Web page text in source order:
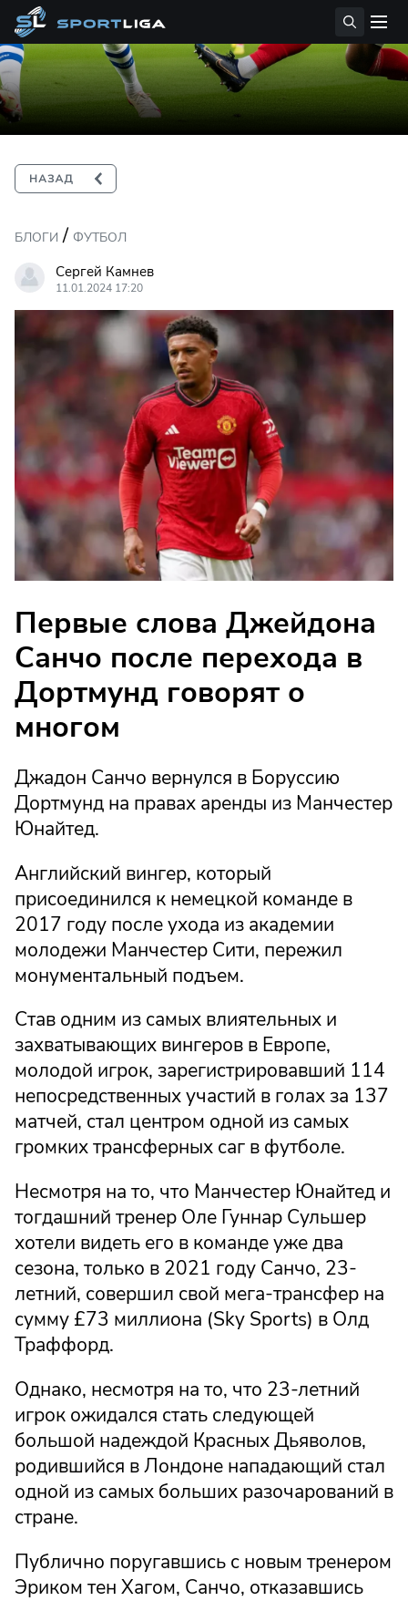
БЛОГИ / ФУТБОЛ
Сергей Камнев
11.01.2024 17:20
Первые слова Джейдона
Санчо после перехода в
Дортмунд говорят о
многом
Джадон Санчо вернулся в Боруссию
Дортмунд на правах аренды из Манчестер
Юнайтед.
Английский вингер, который
присоединился к немецкой команде в
2017 году после ухода из академии
молодежи Манчестер Сити, пережил
монументальный подъем.
Став одним из самых влиятельных и
захватывающих вингеров в Европе,
молодой игрок, зарегистрировавший 114
непосредственных участий в голах за 137
матчей, стал центром одной из самых
громких трансферных саг в футболе.
Несмотря на то, что Манчестер Юнайтед и
тогдашний тренер Оле Гуннар Сульшер
хотели видеть его в команде уже два
сезона, только в 2021 году Санчо, 23-
летний, совершил свой мега-трансфер на
сумму £73 миллиона (Sky Sports) в Олд
Траффорд.
Однако, несмотря на то, что 23-летний
игрок ожидался стать следующей
большой надеждой Красных Дьяволов,
родившийся в Лондоне нападающий стал
одной из самых больших разочарований в
стране.
Публично поругавшись с новым тренером
Эриком тен Хагом, Санчо, отказавшись